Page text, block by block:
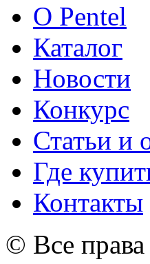
О Pentel
Каталог
Новости
Конкурс
Статьи и
Где
Контакты
© Все